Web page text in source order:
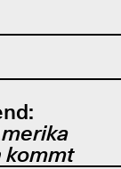
kommt